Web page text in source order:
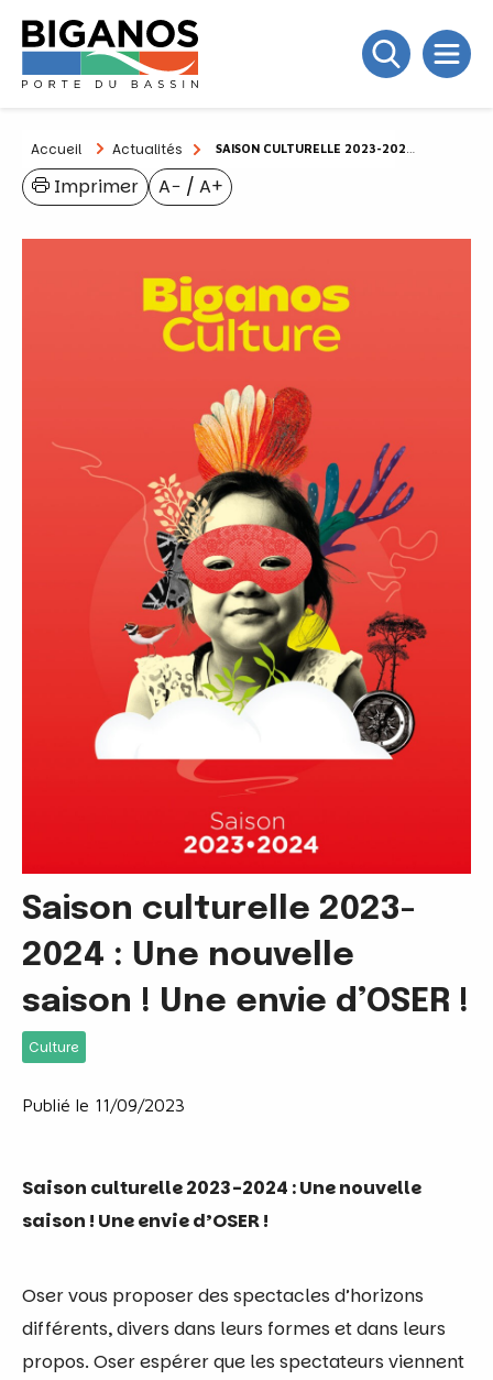
Accueil Actualités SAISON CULTURELLE 2023-2024 : UNE NOUVELLE SAISON ! UNE ENVIE D’OSER !
A− / A+
Imprimer
Saison culturelle 2023-
2024 : Une nouvelle
saison ! Une envie d’OSER !
Culture
Publié le 11/09/2023
Saison culturelle 2023-2024 : Une nouvelle
saison ! Une envie d’OSER !
Oser vous proposer des spectacles d’horizons
différents, divers dans leurs formes et dans leurs
propos. Oser espérer que les spectateurs viennent